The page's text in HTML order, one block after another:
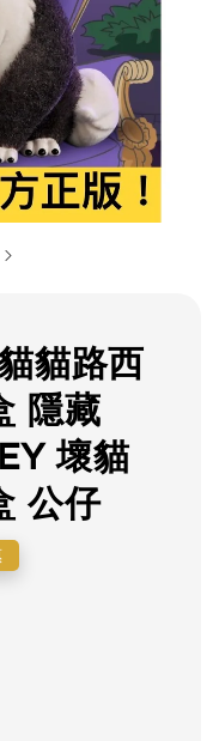
貓路西
隱藏
壞貓
公仔